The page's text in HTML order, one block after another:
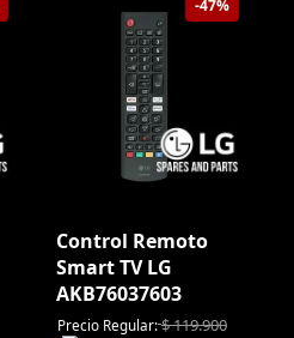
-47%
Control Remoto
Smart TV LG
AKB76037603
Precio Regular:$119.900